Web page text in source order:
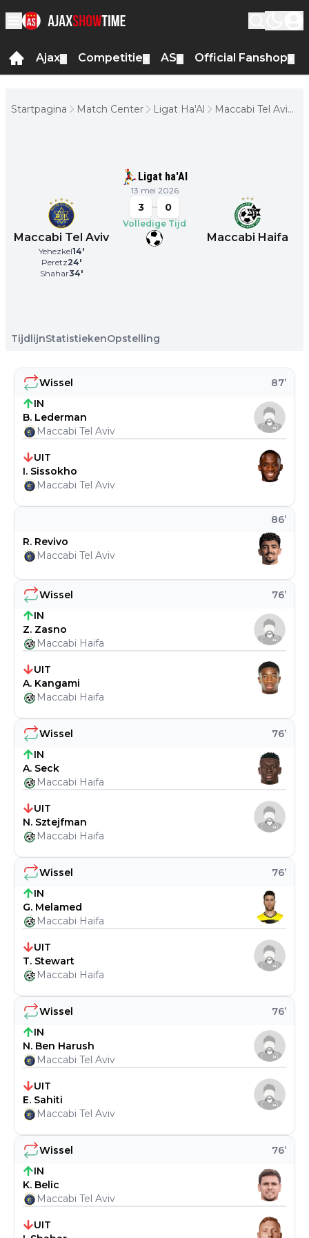
Ajax Competitie AS Official Fanshop
Startpagina Match Center Ligat Ha'Al
Maccabi Tel Aviv
Ligat ha'Al
13 mei 2026
Maccabi Tel Aviv
Yehezkel14'
Peretz24'
Shahar34'
3 0
Volledige Tijd
Maccabi Haifa
TijdlijnStatistiekenOpstelling
Wissel 76’
IN
K. Belic
Maccabi Tel Aviv
UIT
Wissel 76’
IN
N. Ben Harush
Maccabi Tel Aviv
UIT
E. Sahiti
Maccabi Tel Aviv
Wissel 76’
IN
G. Melamed
Maccabi Haifa
UIT
T. Stewart
Maccabi Haifa
Wissel 76’
IN
A. Seck
Maccabi Haifa
UIT
N. Sztejfman
Maccabi Haifa
Wissel 76’
IN
Z. Zasno
Maccabi Haifa
UIT
A. Kangami
Maccabi Haifa
86’
R. Revivo
Maccabi Tel Aviv
Wissel 87’
IN
B. Lederman
Maccabi Tel Aviv
UIT
I. Sissokho
Maccabi Tel Aviv